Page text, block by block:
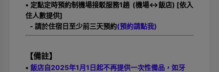
• 定點定時預約制機場接駁服務1趟 (機場<->飯店) [依入
住人數提供]
- 請於住宿日至少前三天預約(預約請點我)
【備註】
• 飯店自2025年1月1日起不再提供一次性備品，如牙